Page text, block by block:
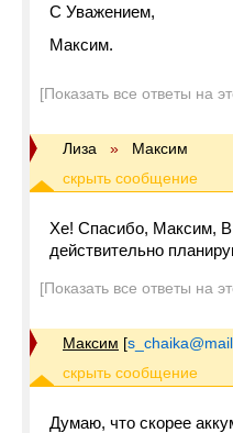
С Уважением,
Максим.
[Показать все ответы на
Лиза » Максим
Хе! Спасибо, Максим,
действительно
[Показать все ответы на
Максим [
Думаю, что скорее